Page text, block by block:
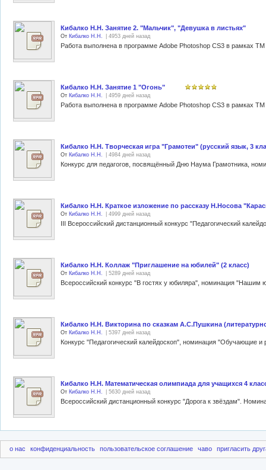
Кибалко Н.Н. Занятие 2. "Мальчик", "Девушка в листьях"
От Кибалко Н.Н. | 4953 дней назад
Работа выполнена в программе Adobe Photoshop CS3 в рамках
Кибалко Н.Н. Занятие 1 "Огонь"
От Кибалко Н.Н. | 4959 дней назад
Работа выполнена в программе Adobe Photoshop CS3 в рамках
Кибалко Н.Н. Творческая игра "Грамотеи" (русский язык, 3
От Кибалко Н.Н. | 4984 дней назад
Конкурс для педагогов, посвящённый Дню Наума Грамотника,
Кибалко Н.Н. Краткое изложение по рассказу Н.Носова
От Кибалко Н.Н. | 4999 дней назад
III Всероссийский дистанционный конкурс "Педагогический
Кибалко Н.Н. Коллаж "Приглашение на юбилей" (2 класс)
От Кибалко Н.Н. | 5289 дней назад
Кибалко Н.Н. Викторина по сказкам А.С.Пушкина
От Кибалко Н.Н. | 5397 дней назад
Конкурс "Педагогический калейдоскоп", номинация "Обучающие
Кибалко Н.Н. Математическая олимпиада для учащихся 4
От Кибалко Н.Н. | 5630 дней назад
о нас конфиденциальность пользовательское соглашение чаво пригласить